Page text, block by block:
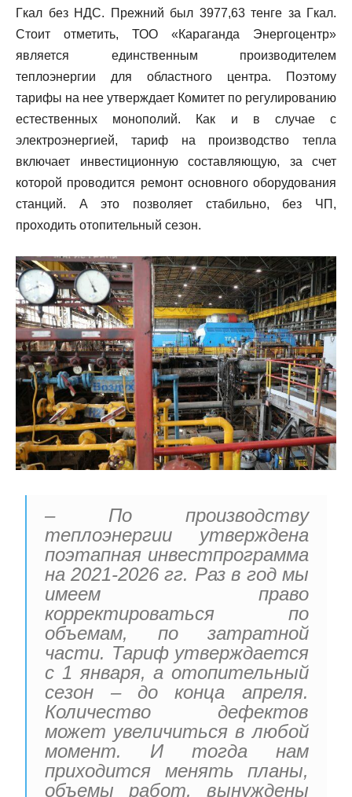
Гкал без НДС. Прежний был 3977,63 тенге за Гкал.
Стоит отметить, ТОО «Караганда Энергоцентр»
является единственным производителем
теплоэнергии для областного центра. Поэтому
тарифы на нее утверждает Комитет по регулированию
естественных монополий. Как и в случае с
электроэнергией, тариф на производство тепла
включает инвестиционную составляющую, за счет
которой проводится ремонт основного оборудования
станций. А это позволяет стабильно, без ЧП,
проходить отопительный сезон.
– По производству
теплоэнергии утверждена
поэтапная инвестпрограмма
на 2021-2026 гг. Раз в год мы
имеем право
корректироваться по
объемам, по затратной
части. Тариф утверждается
с 1 января, а отопительный
сезон – до конца апреля.
Количество дефектов
может увеличиться в любой
момент. И тогда нам
приходится менять планы,
объемы работ, вынуждены